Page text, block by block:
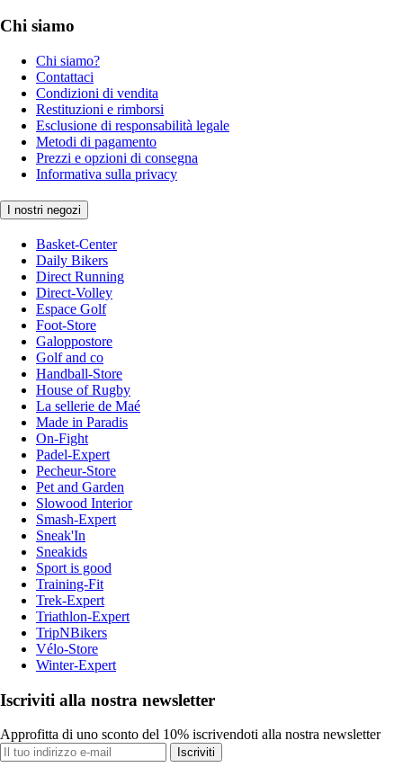
Chi siamo
Chi siamo?
Contattaci
Condizioni di vendita
Restituzioni e rimborsi
Esclusione di responsabilità legale
Metodi di pagamento
Prezzi e opzioni di consegna
Informativa sulla privacy
I nostri negozi
Basket-Center
Daily Bikers
Direct Running
Direct-Volley
Espace Golf
Foot-Store
Galoppostore
Golf and co
Handball-Store
House of Rugby
La sellerie de Maé
Made in Paradis
On-Fight
Padel-Expert
Pecheur-Store
Pet and Garden
Slowood Interior
Smash-Expert
Sneak'In
Sneakids
Sport is good
Training-Fit
Trek-Expert
Triathlon-Expert
TripNBikers
Vélo-Store
Winter-Expert
Iscriviti alla nostra newsletter
Approfitta di uno sconto del 10% iscrivendoti alla nostra newsletter
Iscriviti